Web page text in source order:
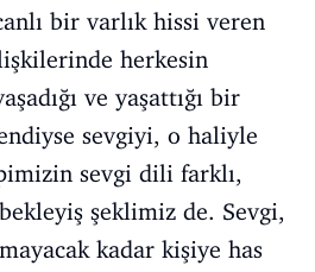
bir varlık hissi veren
herkesin
ve yaşattığı bir
sevgiyi, o haliyle
sevgi dili farklı,
şeklimiz de. Sevgi,
kadar kişiye has